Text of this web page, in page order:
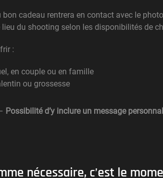
bon cadeau rentrera en contact avec le
du shooting selon les disponibilités de
:
en couple ou en famille
ou grossesse
Possibilité d’y inclure un message
nécessaire, c’est le